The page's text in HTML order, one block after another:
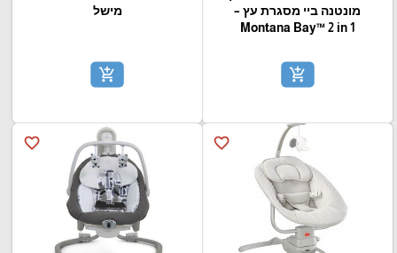
מונטנה ביי מסגרת עץ –
Montana Bay™ 2 in 1
add_shopping_cart
מישל
add_shopping_cart
favorite_border
favorite_border